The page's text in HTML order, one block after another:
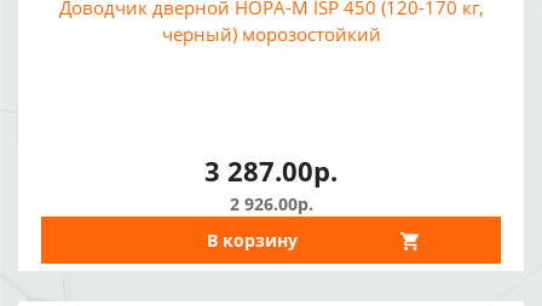
Доводчик дверной НОРА-М ISP 450 (120-170 кг,
черный) морозостойкий
3 287.00р.
2 926.00р.
В корзину